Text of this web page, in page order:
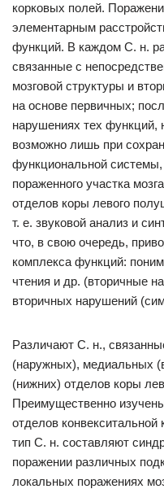
корковых полей.
элементарным
функций. В каждом С. н.
связанные с
мозговой структуры и
на основе первичных;
нарушениях тех функций,
возможно лишь при
функциональной системы,
пораженного участка
отделов коры левого
т. е. звуковой анализ и
что, в свою очередь,
комплекса функций:
чтения и др. (вторичные
вторичных нарушений
Различают С. н.,
(наружных), медиальных
(нижних) отделов коры
Преимущественно
отделов
тип С. н. составляют
поражении различных
локальных поражениях